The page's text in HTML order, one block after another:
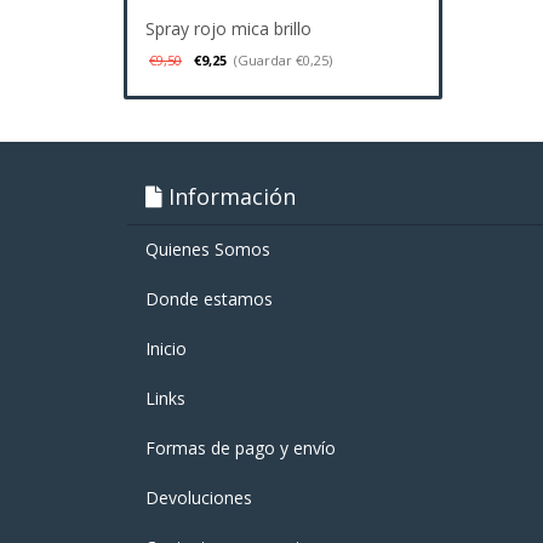
Spray rojo mica brillo
€9,50 €9,25 (Guardar €0,25)
Información
Quienes Somos
Donde estamos
Inicio
Links
Formas de pago y enví­o
Devoluciones